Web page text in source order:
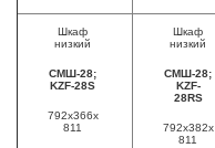
Шкаф
низкий
СМШ-28;
KZF-28S
792х366х
811
Шкаф
низкий
СМШ-28;
KZF-
28RS
792х382х
811